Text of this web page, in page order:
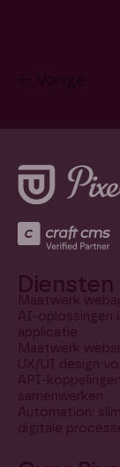
Diensten
Maatwerk
AI-oplossingen
applicatie
Maatwerk
UX/UI design
API-
samenwerken
Automation:
digitale